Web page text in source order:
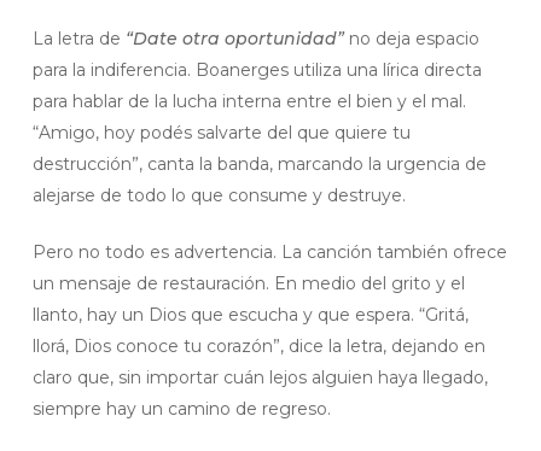
La letra de “Date otra oportunidad”no deja espacio
para la indiferencia. Boanerges utiliza una lírica directa
para hablar de la lucha interna entre el bien y el mal.
“Amigo, hoy podés salvarte del que quiere tu
destrucción”, canta la banda, marcando la urgencia de
alejarse de todo lo que consume y destruye.
Pero no todo es advertencia. La canción también ofrece
un mensaje de restauración. En medio del grito y el
llanto, hay un Dios que escucha y que espera. “Gritá,
llorá, Dios conoce tu corazón”, dice la letra, dejando en
claro que, sin importar cuán lejos alguien haya llegado,
siempre hay un camino de regreso.